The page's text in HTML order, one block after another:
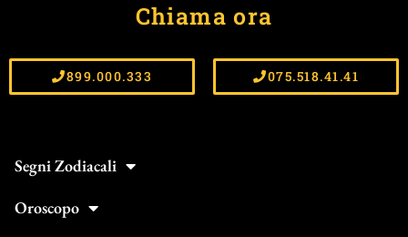
Chiama ora
899.000.333 075.518.41.41
Segni Zodiacali
Oroscopo